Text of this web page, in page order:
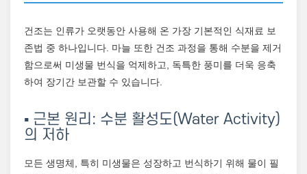
건조는 인류가 오랫동안 사용해 온 가장 기본적인 식재료 보
존법 중 하나입니다. 마늘 또한 건조 과정을 통해 수분을 제거
함으로써 미생물 번식을 억제하고, 독특한 풍미를 더욱 응축
하여 장기간 보관할 수 있습니다.
▪️ 근본 원리: 수분 활성도(Water Activity)
의 저하
모든 생명체, 특히 미생물은 성장하고 번식하기 위해 물이 필